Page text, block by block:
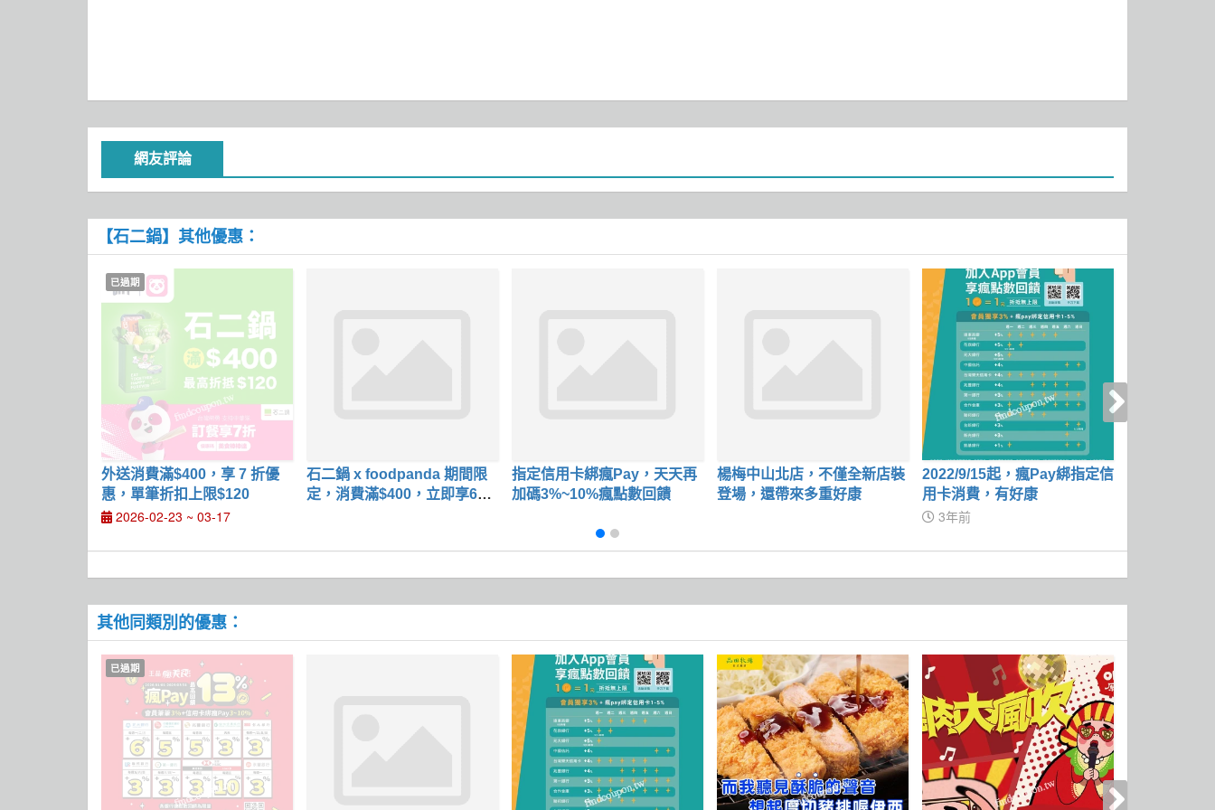
網友評論
【石二鍋】其他優惠：
已過期
外送消費滿$400，享 7 折優
惠，單筆折扣上限$120
2026-02-23 ~ 03-17
石二鍋 x foodpanda 期間限
定，消費滿$400，立即享65
指定信用卡綁瘋Pay，天天再
加碼3%~10%瘋點數回饋
楊梅中山北店，不僅全新店裝
登場，還帶來多重好康
2022/9/15起，瘋Pay綁指定信
用卡消費，有好康
3年前
其他同類別的優惠：
已過期